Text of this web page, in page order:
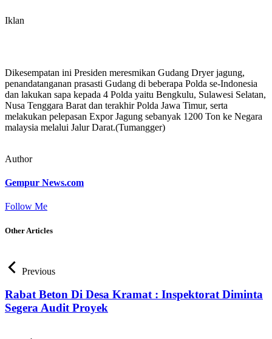
Iklan
Dikesempatan ini Presiden meresmikan Gudang Dryer jagung,
penandatanganan prasasti Gudang di beberapa Polda se-Indonesia
dan lakukan sapa kepada 4 Polda yaitu Bengkulu, Sulawesi Selatan,
Nusa Tenggara Barat dan terakhir Polda Jawa Timur, serta
melakukan pelepasan Expor Jagung sebanyak 1200 Ton ke Negara
malaysia melalui Jalur Darat.(Tumangger)
Author
Gempur News.com
Follow Me
Other Articles
Previous
Rabat Beton Di Desa Kramat : Inspektorat Diminta
Segera Audit Proyek